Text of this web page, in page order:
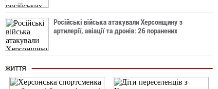
Російські війська атакували Херсонщину з
артилерії, авіації та дронів: 26 поранених
ЖИТТЯ